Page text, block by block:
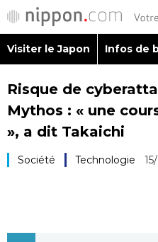
Visiter le Japon
Visiter le Japon Infos de
Risque de
Mythos : « une
», a dit Takaichi
Société Technologie